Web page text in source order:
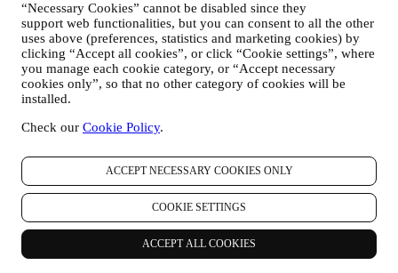
“Necessary Cookies” cannot be disabled since they
support web functionalities, but you can consent to all the other
uses above (preferences, statistics and marketing cookies) by
clicking “Accept all cookies”, or click “Cookie settings”, where
you manage each cookie category, or “Accept necessary
cookies only”, so that no other category of cookies will be
installed.
Check our Cookie Policy.
ACCEPT NECESSARY COOKIES ONLY
COOKIE SETTINGS
ACCEPT ALL COOKIES
Si consientes recibir comunicaciones de marketing de nuestra parte,
pasarás a formar parte de la base de datos de consumidores del
grupo Le Creuset, que es gestionada, como corresponsables del
tratamiento, por Le Creuset SL y Le Creuset Group AG, con
domicilio social en Neuhofstrasse 4, Baar, Zugo, 6340 Suiza (que ha
designado como representante en la UE a Le Creuset SL, con
número de IVA B62153630, con oficinas en Paseo de Gracia 9, 2º,
08007 Barcelona, España), en base a un acuerdo de
corresponsabilidad que establece esencialmente que
(a) Le Creuset Group AG se encarga de la estrategia general que
rige el marketing y la experiencia personalizada del cliente;
(b) las entidades locales de Le Creuset se benefician e implementan
dicha estrategia, así como desarrollan de manera independiente
comunicaciones/iniciativas de marketing a nivel local (dentro de un
país específico);
(c) ambos corresponsables están obligados a atender las solicitudes